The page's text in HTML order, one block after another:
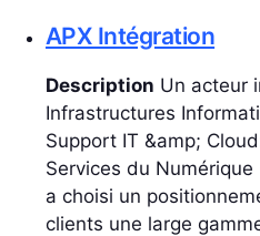
APX Intégration
Description Un acteur
Infrastructures
Support IT &amp;
Services du Numérique
a choisi un
clients une large